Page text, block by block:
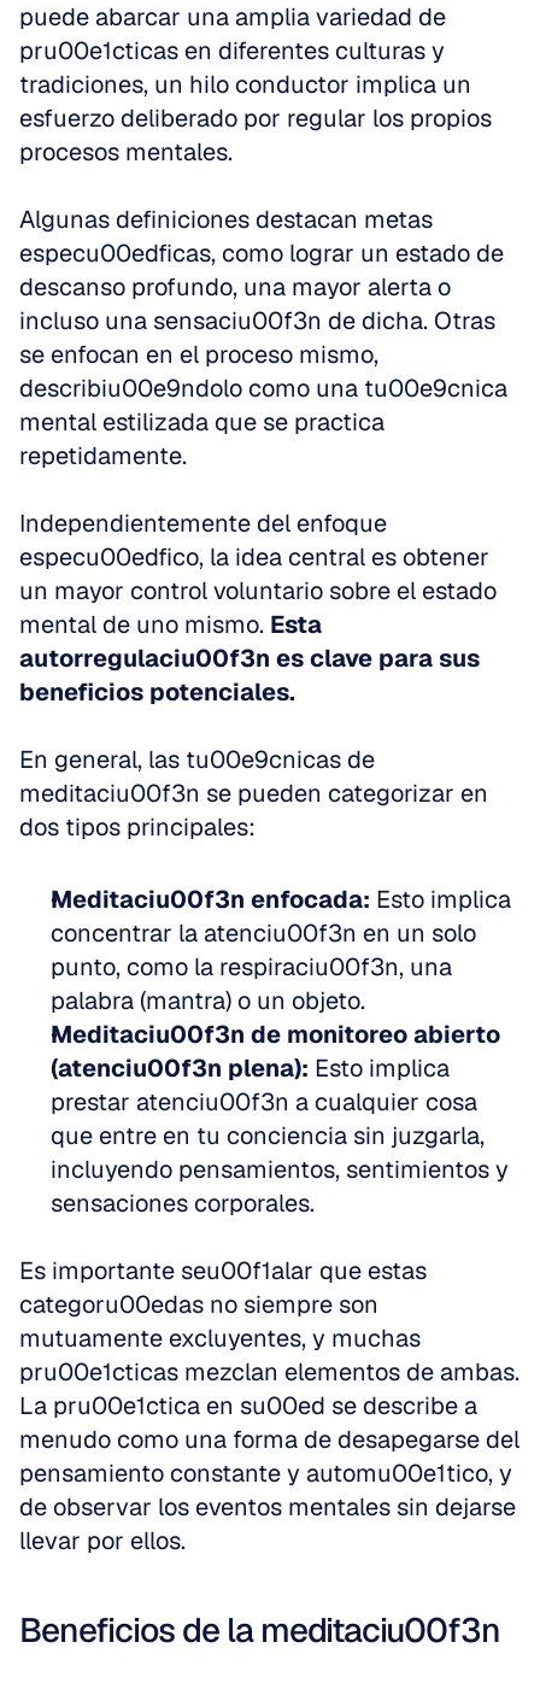
puede abarcar una amplia variedad de
pru00e1cticas en diferentes culturas y
tradiciones, un hilo conductor implica un
esfuerzo deliberado por regular los propios
procesos mentales.
Algunas definiciones destacan metas
especu00edficas, como lograr un estado de
descanso profundo, una mayor alerta o
incluso una sensaciu00f3n de dicha. Otras
se enfocan en el proceso mismo,
describiu00e9ndolo como una tu00e9cnica
mental estilizada que se practica
repetidamente.
Independientemente del enfoque
especu00edfico, la idea central es obtener
un mayor control voluntario sobre el estado
mental de uno mismo. Esta
autorregulaciu00f3n es clave para sus
beneficios potenciales.
En general, las tu00e9cnicas de
meditaciu00f3n se pueden categorizar en
dos tipos principales:
Meditaciu00f3n enfocada: Esto implica
concentrar la atenciu00f3n en un solo
punto, como la respiraciu00f3n, una
palabra (mantra) o un objeto.
Meditaciu00f3n de monitoreo abierto
(atenciu00f3n plena): Esto implica
prestar atenciu00f3n a cualquier cosa
que entre en tu conciencia sin juzgarla,
incluyendo pensamientos, sentimientos y
sensaciones corporales.
Es importante seu00f1alar que estas
categoru00edas no siempre son
mutuamente excluyentes, y muchas
pru00e1cticas mezclan elementos de ambas.
La pru00e1ctica en su00ed se describe a
menudo como una forma de desapegarse del
pensamiento constante y automu00e1tico, y
de observar los eventos mentales sin dejarse
llevar por ellos.
Beneficios de la meditaciu00f3n